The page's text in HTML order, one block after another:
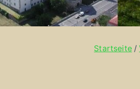
Startseite